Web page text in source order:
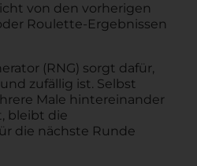
von den vorherigen
Roulette-Ergebnissen
(RNG) sorgt dafür,
zufällig ist. Selbst
Male hintereinander
bleibt die
die nächste Runde